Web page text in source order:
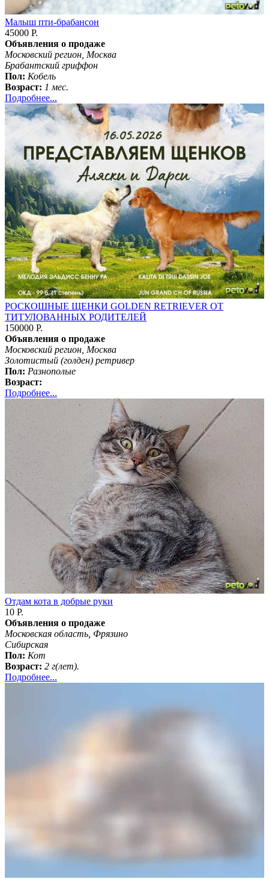
Малыш пти-брабансон
45000 Р.
Объявления о продаже
Московский регион, Москва
Брабантский гриффон
Пол: Кобель
Возраст: 1 мес.
Подробнее...
РОСКОШНЫЕ ЩЕНКИ GOLDEN RETRIEVER ОТ
ТИТУЛОВАННЫХ РОДИТЕЛЕЙ
150000 Р.
Объявления о продаже
Московский регион, Москва
Золотистый (голден) ретривер
Пол: Разнополые
Возраст:
Подробнее...
Отдам кота в добрые руки
10 Р.
Объявления о продаже
Московская область, Фрязино
Сибирская
Пол: Кот
Возраст: 2 г(лет).
Подробнее...